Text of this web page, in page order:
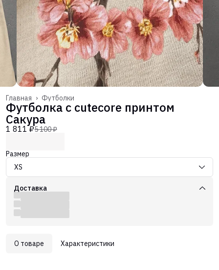
Футболки
Главная ›
Футболка с cutecore принтом
Сакура
1 811 ₽5 100 ₽
Размер
XS
Доставка
О товаре Характеристики